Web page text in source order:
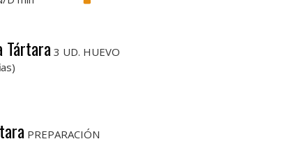
Tártara 3 UD. HUEVO
PREPARACIÓN